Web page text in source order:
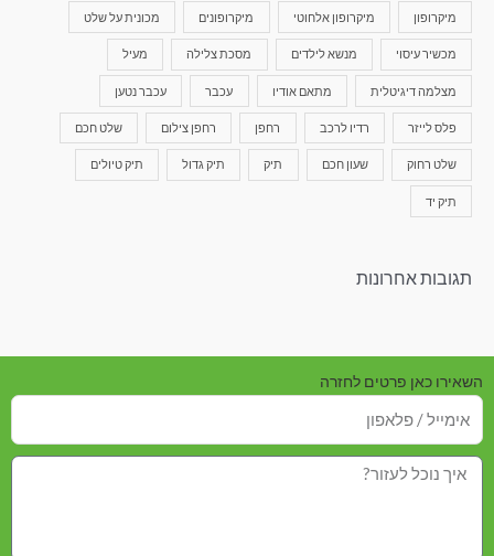
מיקרופון מיקרופון אלחוטי מיקרופונים מכונית על שלט
מכשיר עיסוי מנשא לילדים מסכת צלילה מעיל
מצלמה דיגיטלית מתאם אודיו עכבר עכבר נטען
פלס לייזר רדיו לרכב רחפן רחפן צילום שלט חכם
שלט רחוק שעון חכם תיק תיק גדול תיק טיולים
תיק יד
תגובות אחרונות
השאירו כאן פרטים לחזרה